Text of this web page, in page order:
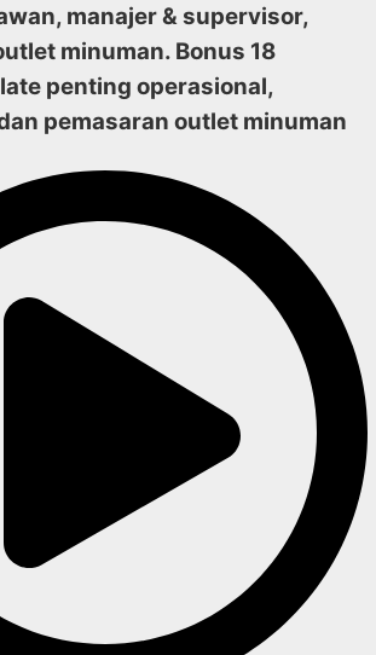
manajer & supervisor,
minuman. Bonus 18
penting operasional,
pemasaran outlet minuman